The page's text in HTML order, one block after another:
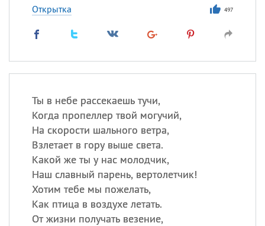
Открытка 497
Ты в небе рассекаешь тучи,
Когда пропеллер твой могучий,
На скорости шального ветра,
Взлетает в гору выше света.
Какой же ты у нас молодчик,
Наш славный парень, вертолетчик!
Хотим тебе мы пожелать,
Как птица в воздухе летать.
От жизни получать везение,